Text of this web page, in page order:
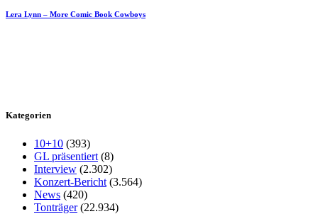
Lera Lynn – More Comic Book Cowboys
Kategorien
10+10 (393)
GL präsentiert (8)
Interview (2.302)
Konzert-Bericht (3.564)
News (420)
Tonträger(22.934)